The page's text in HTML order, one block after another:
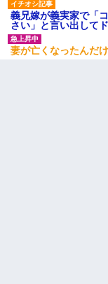
朝起きたら嫁がいな
安だ）→ 仕事を早退
２人・・・
義兄嫁が義実家で「
さい」と言い出して
妻が亡くなったんだ